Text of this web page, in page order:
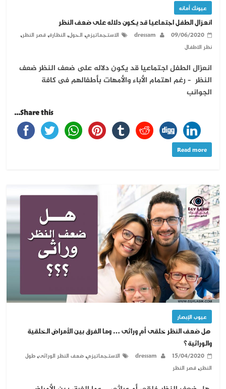
عيونك أمانه
انعزال الطفل اجتماعيا قد يكون دلاله على ضعف النظر
09/06/2020
dressam الاستجماتيزم,الحول,النظارة,قصر النظر,
نظر الاطفال
انعزال الطفل اجتماعيا قد يكون دلاله على ضعف النظر ضعف
النظر – رغم اهتمام الأباء والأمهات بأطفالهم فى كافة
الجوانب
Share this...
Read more
عيوب الإبصار
هل ضعف النظر خلقى أم وراثى … وما الفرق بين الأمراض الخلقية
والوراثية ؟
15/04/2020
dressam الاستجماتيزم,ضعف النظر الوراثى,طول
النظر,قصر النظر